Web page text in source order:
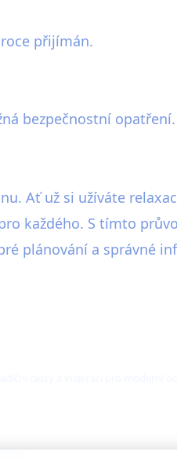
přijímán.
bezpečnostní opatření.
Ať už si užíváte
každého. S tímto
plánování a správné